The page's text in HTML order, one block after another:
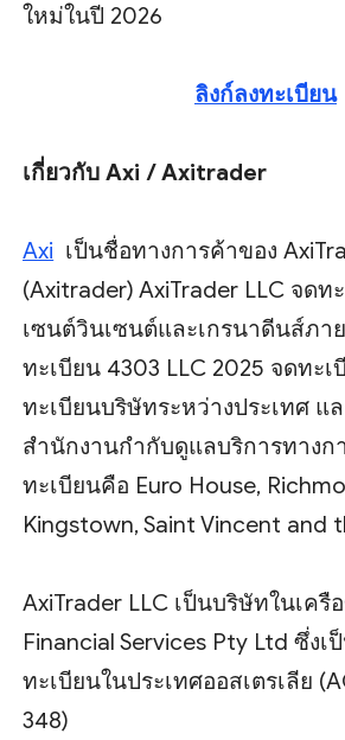
ใหม่ในปี 2026
ลิงก์ลงทะเบียน
เกี่ยวกับ Axi / Axitrader
Axi เป็นชื่อทางการค้าของ
(Axitrader) AxiTrader LLC จดท
เซนต์วินเซนต์และเกรนาดีนส์ภา
ทะเบียน 4303 LLC 2025 จดทะ
ทะเบียนบริษัทระหว่างประเทศ แ
สำนักงานกำกับดูแลบริการทางก
ทะเบียนคือ Euro House,
Kingstown, Saint Vincent and
AxiTrader LLC เป็นบริษัทในเครื
Financial Services Pty Ltd ซึ่งเ
ทะเบียนในประเทศออสเตรเลีย
348)